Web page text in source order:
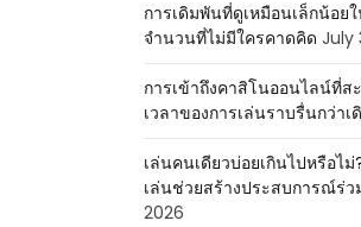
การเดิมพันที่ดูเหมือนเล็กน้อ
จำนวนที่ไม่มีใครคาดคิด July
การเข้าถึงคาสิโนออนไลน์ที่
เวลาของการเล่นราบรื่นกว่าเ
เล่นคนเดียวบ่อยเกินไปหรือไ
เล่นช่วยสร้างประสบการณ์ร่ว
2026